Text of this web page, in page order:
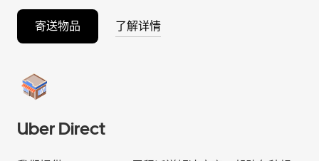
寄送物品 了解详情
Uber Direct